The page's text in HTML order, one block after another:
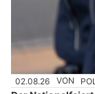
02.08.26 VON